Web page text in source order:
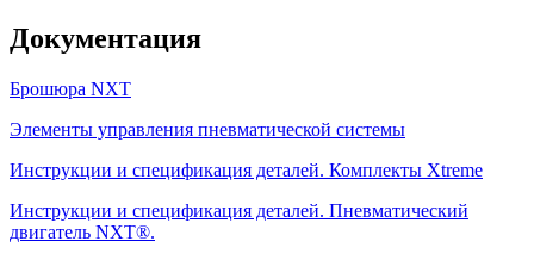
Документация
Брошюра NXT
Элементы управления пневматической системы
Инструкции и спецификация деталей. Комплекты Xtreme
Инструкции и спецификация деталей. Пневматический
двигатель NXT®.